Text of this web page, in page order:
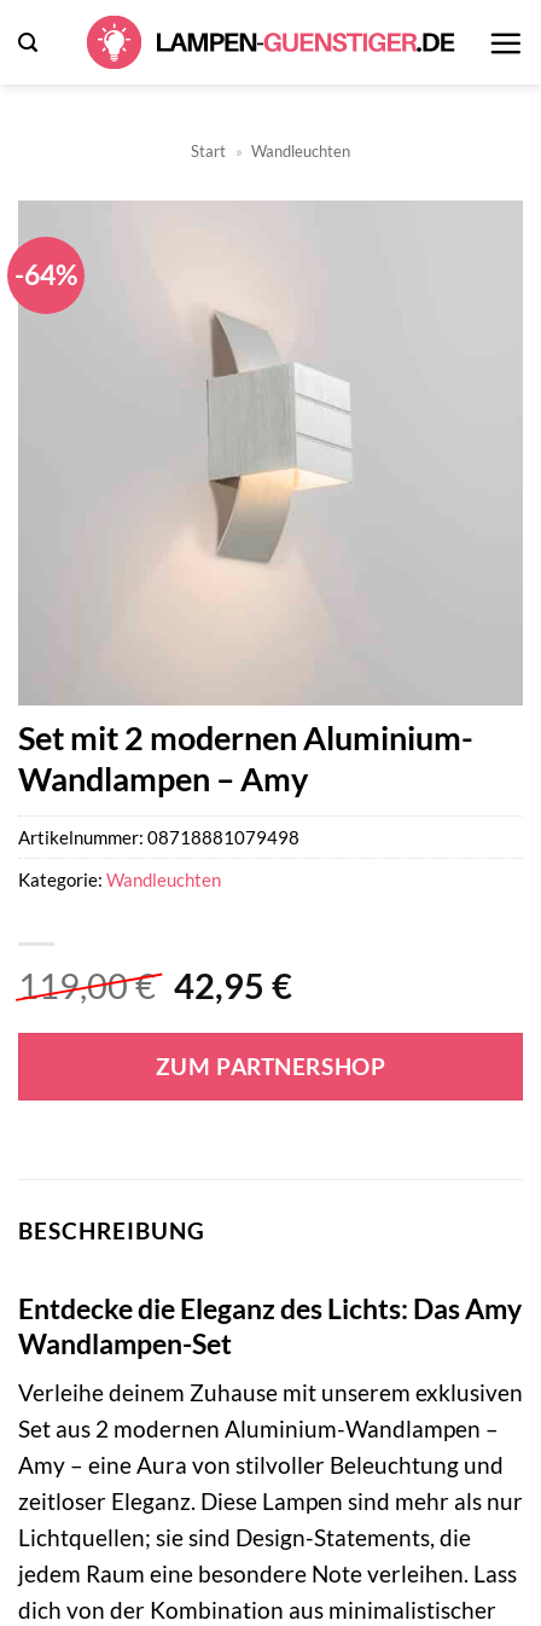
Inhalt
Start » Wandleuchten
-64%
Set mit 2 modernen Aluminium-
Wandlampen – Amy
119,00€ Ursprünglicher
war:
119,00 €
42,95 €Aktueller
ist:
42,95 €.
ZUM PARTNERSHOP
Artikelnummer: 08718881079498
Kategorie: Wandleuchten
BESCHREIBUNG
Entdecke die Eleganz des Lichts: Das Amy
Wandlampen-Set
Verleihe deinem Zuhause mit unserem exklusiven
Set aus 2 modernen Aluminium-Wandlampen –
Amy – eine Aura von stilvoller Beleuchtung und
zeitloser Eleganz. Diese Lampen sind mehr als nur
Lichtquellen; sie sind Design-Statements, die
jedem Raum eine besondere Note verleihen. Lass
dich von der Kombination aus minimalistischer